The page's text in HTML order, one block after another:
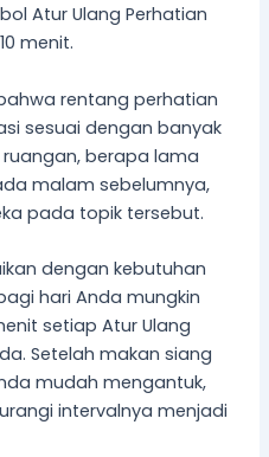
Atur Ulang Perhatian
menit.
rentang perhatian
sesuai dengan banyak
berapa lama
malam sebelumnya,
pada topik tersebut.
dengan kebutuhan
hari Anda mungkin
setiap Atur Ulang
Setelah makan siang
mudah mengantuk,
intervalnya menjadi